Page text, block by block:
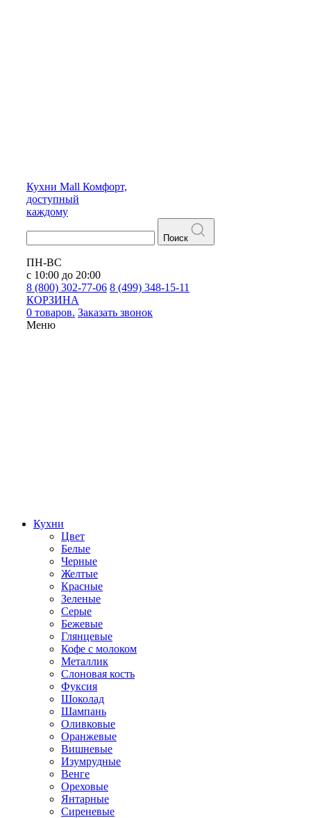
Кухни Mall Комфорт,
доступный
каждому
Поиск
ПН-ВС
с 10:00 до 20:00
8 (800) 302-77-06 8 (499) 348-15-11
КОРЗИНА
0 товаров. Заказать звонок
Меню
Кухни
Цвет
Белые
Черные
Желтые
Красные
Зеленые
Серые
Бежевые
Глянцевые
Кофе с молоком
Металлик
Слоновая кость
Фуксия
Шоколад
Шампань
Оливковые
Оранжевые
Вишневые
Изумрудные
Венге
Ореховые
Янтарные
Сиреневые